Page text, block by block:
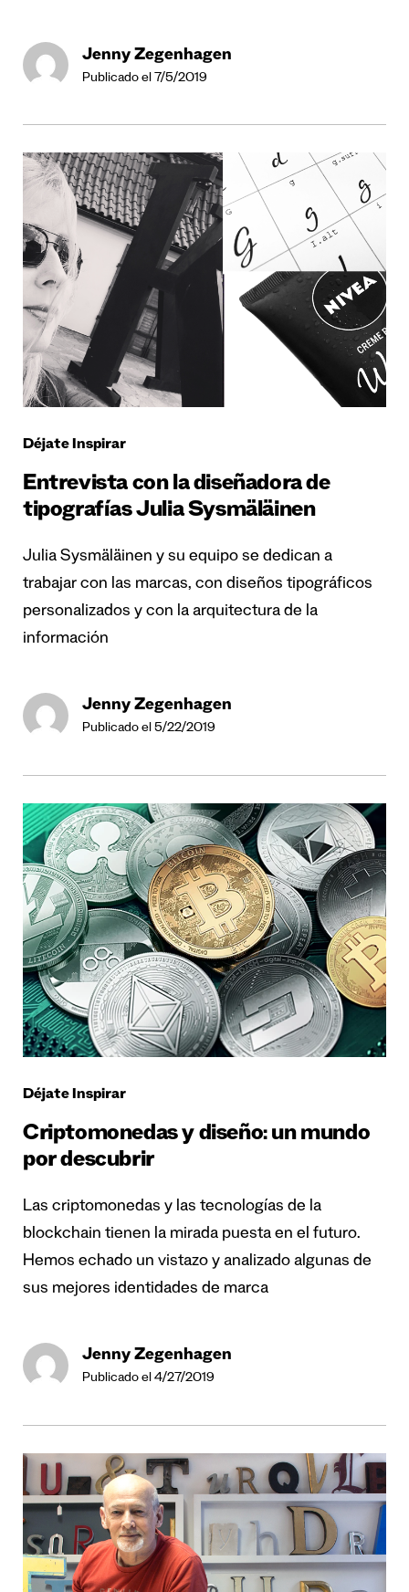
Jenny Zegenhagen
Publicado el 7/5/2019
Déjate Inspirar
Entrevista con la diseñadora de
tipografías Julia Sysmäläinen
Julia Sysmäläinen y su equipo se dedican a
trabajar con las marcas, con diseños tipográficos
personalizados y con la arquitectura de la
información
Jenny Zegenhagen
Publicado el 5/22/2019
Déjate Inspirar
Criptomonedas y diseño: un mundo
por descubrir
Las criptomonedas y las tecnologías de la
blockchain tienen la mirada puesta en el futuro.
Hemos echado un vistazo y analizado algunas de
sus mejores identidades de marca
Jenny Zegenhagen
Publicado el 4/27/2019